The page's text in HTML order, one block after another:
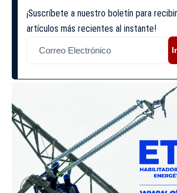
¡Suscríbete a nuestro boletín para
artículos más recientes al instante!